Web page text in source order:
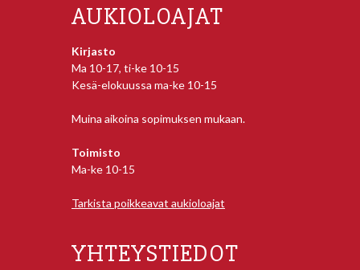
AUKIOLOAJAT
Kirjasto
Ma 10-17, ti-ke 10-15
Kesä-elokuussa ma-ke 10-15
Muina aikoina sopimuksen mukaan.
Toimisto
Ma-ke 10-15
Tarkista poikkeavat aukioloajat
YHTEYSTIEDOT